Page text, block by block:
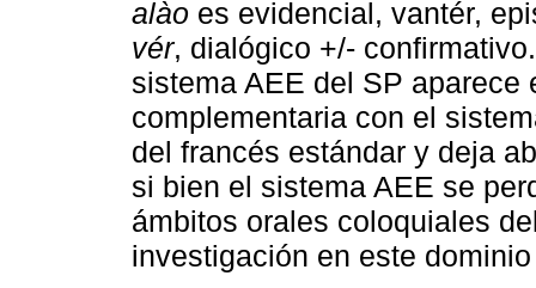
alào es evidencial, vantér,
vér, dialógico +/-
sistema AEE del SP
complementaria con el
del francés estándar y deja
si bien el sistema AEE se
ámbitos orales coloquiales
investigación en este